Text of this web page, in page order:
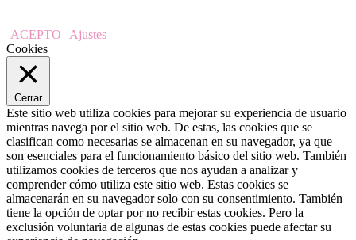
ACEPTO
Ajustes
Cookies
Cerrar
Este sitio web utiliza cookies para mejorar su experiencia de usuario
mientras navega por el sitio web. De estas, las cookies que se
clasifican como necesarias se almacenan en su navegador, ya que
son esenciales para el funcionamiento básico del sitio web. También
utilizamos cookies de terceros que nos ayudan a analizar y
comprender cómo utiliza este sitio web. Estas cookies se
almacenarán en su navegador solo con su consentimiento. También
tiene la opción de optar por no recibir estas cookies. Pero la
exclusión voluntaria de algunas de estas cookies puede afectar su